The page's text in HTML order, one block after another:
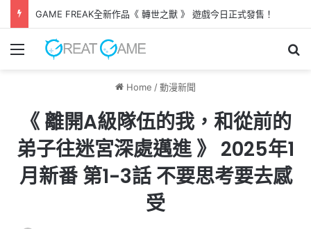
《 凱旋仙子 》試玩版推出 以女子騎術學校作主題
Menu
Home /動漫新聞
《 離開A級隊伍的我，和從前的
弟子往迷宮深處邁進 》 2025年1
月新番 第1-3話 不要思考要去感
受